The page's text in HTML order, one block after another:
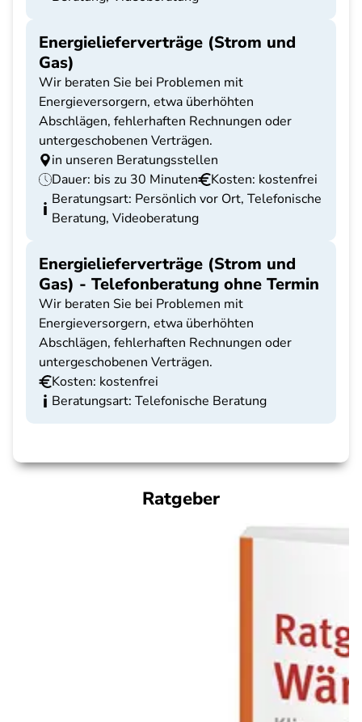
Energielieferverträge (Strom und
Gas)
Wir beraten Sie bei Problemen mit
Energieversorgern, etwa überhöhten
Abschlägen, fehlerhaften Rechnungen oder
untergeschobenen Verträgen.
in unseren Beratungsstellen
Dauer: bis zu 30 Minuten
Kosten: kostenfrei
Beratungsart: Persönlich vor Ort, Telefonische
Beratung, Videoberatung
Energielieferverträge (Strom und
Gas) - Telefonberatung ohne Termin
Wir beraten Sie bei Problemen mit
Energieversorgern, etwa überhöhten
Abschlägen, fehlerhaften Rechnungen oder
untergeschobenen Verträgen.
Kosten: kostenfrei
Beratungsart: Telefonische Beratung
Ratgeber